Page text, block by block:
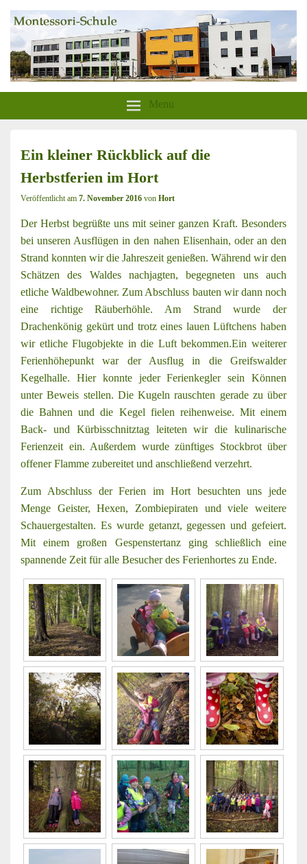
Montessori-Schule-Greifswald
Menu
Ein kleiner Rückblick auf die
Herbstferien im Hort
Veröffentlicht am 7. November 2016 von Hort
Der Herbst begrüßte uns mit seiner ganzen Kraft. Besonders
bei unseren Ausflügen in den nahen Elisenhain, oder an den
Strand konnten wir die Jahreszeit genießen. Während wir den
Schätzen des Waldes nachjagten, begegneten uns auch
etliche Waldbewohner. Zum Abschluss bauten wir dann noch
eine richtige Räuberhöhle. Am Strand wurde der
Drachenkönig gekürt und trotz eines lauen Lüftchens haben
wir etliche Flugobjekte in die Luft bekommen.Ein weiterer
Ferienhöhepunkt war der Ausflug in die Greifswalder
Kegelhalle. Hier konnte jeder Ferienkegler sein Können
unter Beweis stellen. Die Kugeln rauschten gerade zu über
die Bahnen und die Kegel fielen reihenweise. Mit einem
Back- und Kürbisschnitztag leiteten wir die kulinarische
Ferienzeit ein. Außerdem wurde zünftiges Stockbrot über
offener Flamme zubereitet und anschließend verzehrt.
Zum Abschluss der Ferien im Hort besuchten uns jede
Menge Geister, Hexen, Zombiepiraten und viele weitere
Schauergestalten. Es wurde getanzt, gegessen und gefeiert.
Mit einem großen Gespenstertanz ging schließlich eine
spannende Zeit für alle Besucher des Ferienhortes zu Ende.